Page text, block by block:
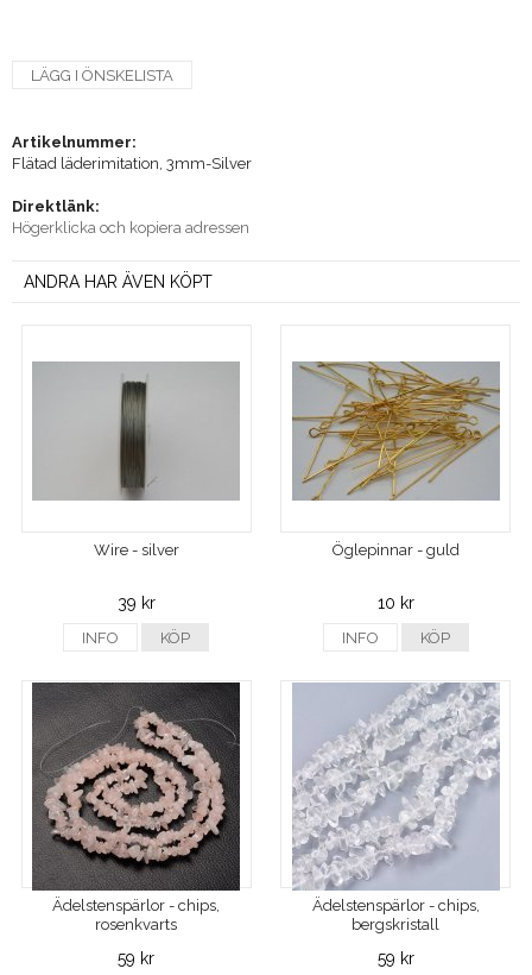
LÄGG I ÖNSKELISTA
Artikelnummer:
Flätad läderimitation, 3mm-Silver
Direktlänk:
Högerklicka och kopiera adressen
ANDRA HAR ÄVEN KÖPT
Wire - silver
39 kr
INFO KÖP
Öglepinnar - guld
10 kr
INFO KÖP
Ädelstenspärlor - chips,
rosenkvarts
59 kr
Ädelstenspärlor - chips,
bergskristall
59 kr